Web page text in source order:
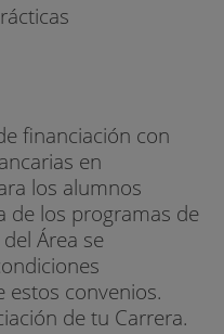
financiación con
en
los alumnos
de los programas de
Área se
estos convenios.
de tu Carrera.